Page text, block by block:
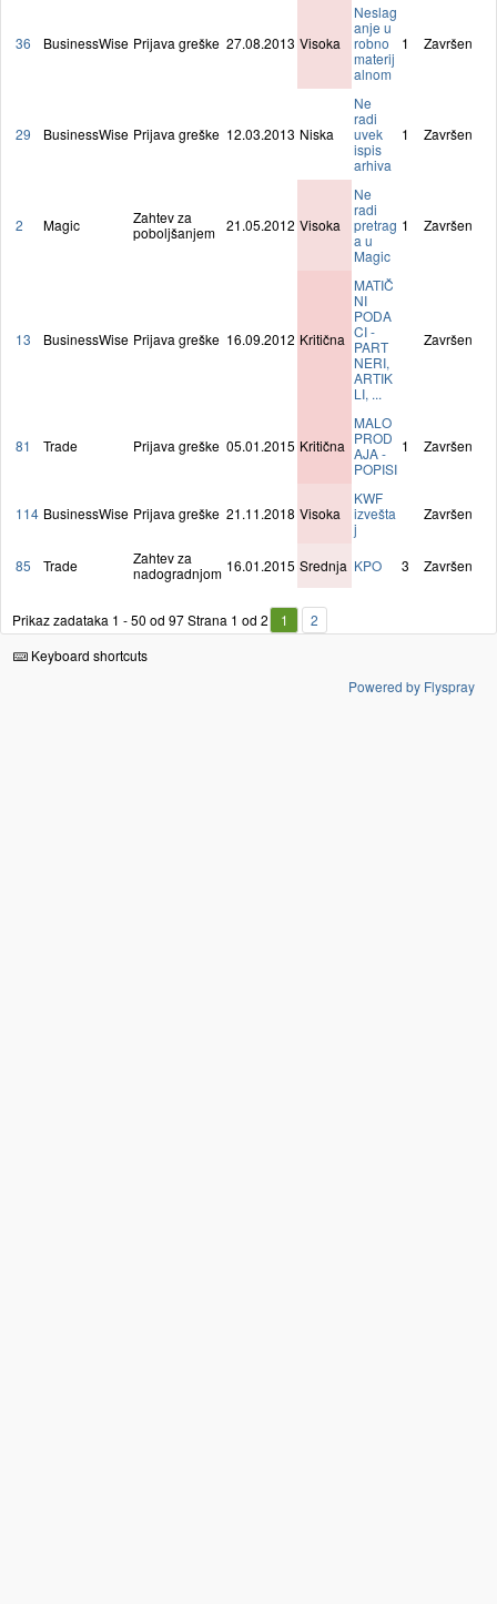
36 BusinessWise Prijava greške 27.08.2013 Visoka
Neslag
anje u
robno
materij
alnom
1 Završen
29 BusinessWise Prijava greške 12.03.2013 Niska
Ne
radi
uvek
ispis
arhiva
1 Završen
2 Magic
Zahtev za
poboljšanjem 21.05.2012 Visoka
Ne
radi
pretrag
a u
Magic
1 Završen
13 BusinessWise Prijava greške 16.09.2012 Kritična
MATIČ
NI
PODA
CI -
PART
NERI,
ARTIK
LI, ...
Završen
81 Trade Prijava greške 05.01.2015 Kritična
MALO
PROD
AJA -
POPISI
1 Završen
114 BusinessWise Prijava greške 21.11.2018 Visoka
KWF
izvešta
j
Završen
85 Trade
Zahtev za
nadogradnjom 16.01.2015 Srednja KPO 3 Završen
Prikaz zadataka 1 - 50 od 97Strana 1 od 2 1
2
Keyboard shortcuts
Powered by Flyspray